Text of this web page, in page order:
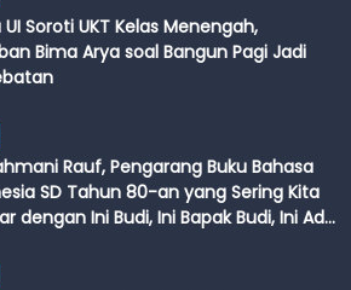
Soroti UKT Kelas Menengah,
Bima Arya soal Bangun Pagi Jadi
Rauf, Pengarang Buku Bahasa
SD Tahun 80-an yang Sering Kita
dengan Ini Budi, Ini Bapak Budi, Ini Adik